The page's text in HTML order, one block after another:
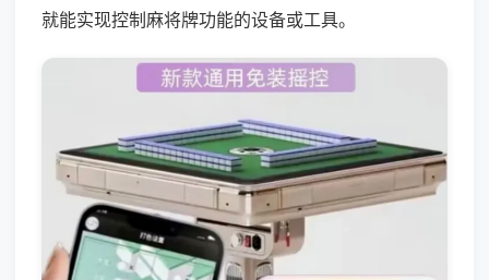
就能实现控制麻将牌功能的设备或工具。